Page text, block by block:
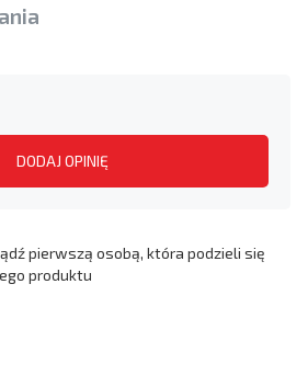
DODAJ OPINIĘ
pierwszą osobą, która podzieli się
produktu